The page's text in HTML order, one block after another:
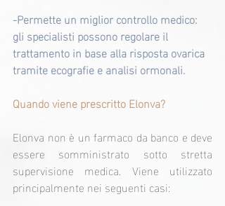
-Permette un miglior controllo medico:
gli specialisti possono regolare il
trattamento in base alla risposta ovarica
tramite ecografie e analisi ormonali.
Quando viene prescritto Elonva?
Elonva non è un farmaco da banco e deve
essere somministrato sotto stretta
supervisione medica. Viene utilizzato
principalmente nei seguenti casi: